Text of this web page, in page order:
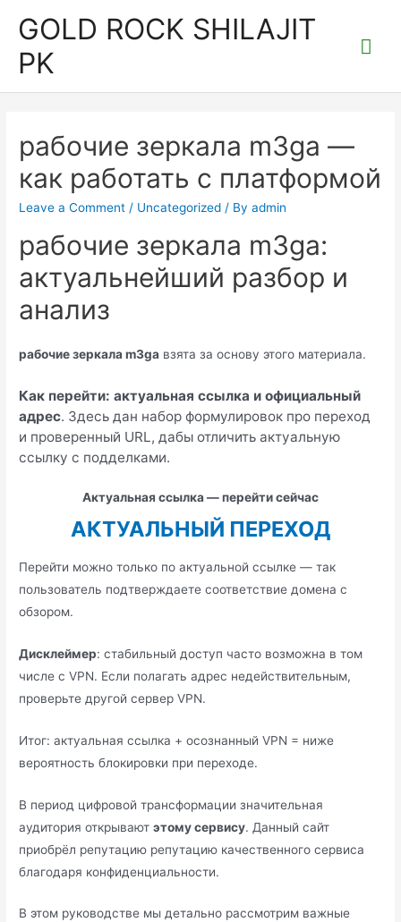
content
GOLD ROCK SHILAJIT
PK
рабочие зеркала m3ga —
как работать с платформой
Leave a Comment / Uncategorized / Byadmin
рабочие зеркала m3ga:
актуальнейший разбор и
анализ
рабочие зеркала m3ga взята за основу этого материала.
Как перейти: актуальная ссылка и официальный
адрес. Здесь дан набор формулировок про переход
и проверенный URL, дабы отличить актуальную
ссылку с подделками.
Актуальная ссылка — перейти сейчас
АКТУАЛЬНЫЙ ПЕРЕХОД
Перейти можно только по актуальной ссылке — так
пользователь подтверждаете соответствие домена с
обзором.
Дисклеймер: стабильный доступ часто возможна в том
числе с VPN. Если полагать адрес недействительным,
проверьте другой сервер VPN.
Итог: актуальная ссылка + осознанный VPN = ниже
вероятность блокировки при переходе.
В период цифровой трансформации значительная
аудитория открываютэтому сервису. Данный сайт
приобрёл репутацию репутацию качественного сервиса
благодаря конфиденциальности.
В этом руководстве мы детально рассмотрим важные